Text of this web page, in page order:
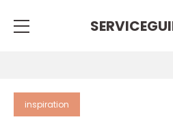
inspiration